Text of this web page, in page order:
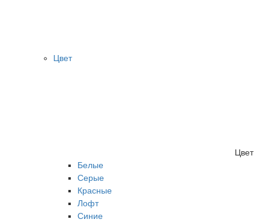
Цвет
Цвет
Белые
Серые
Красные
Лофт
Синие